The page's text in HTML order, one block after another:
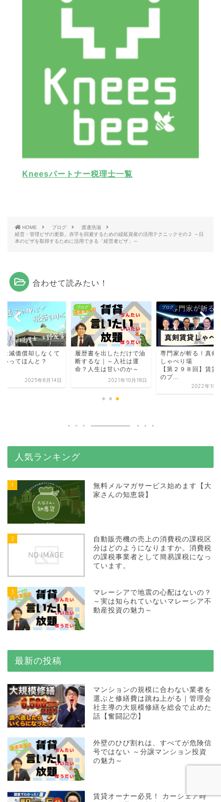
Kneesパートナー税理士一覧
HOME ブログ
渡邊浩滋
経営・管理ビザの更新。赤字を回避するための繰延資産の活用テクニックその２ ～日
本のビザを取得するために活用できる「経営者ビザ」～
合わせて読みたい！
は減価償却しなくて
いってほんと？
2025年8月14日
ブログ
履歴書を出しただけで油
断するな｜～入社は運
命？人生は甘いのか～
2021年10月18日
ブログ
専門家が斬る！真剣
しゃべり場
【第２９８回】賃貸
のプ...
2022年10
人気ランキング
1
無料メルマガサービス始めます【大
家さんの知恵袋】
2
自動販売機の売上の消費税の課税区
分はどのようになりますか。消費税
の課税事業者として簡易課税になっ
ています。
3
マレーシアで地震の心配はないの？
～実は知られていないマレーシア不
動産投資の魅力～
最新の投稿
マンションの規模に合わない業者を
選ぶと修繕費は跳ね上がる｜管理会
社主導の大規模修繕を総会で止めた
話【奮闘記⑦】
外壁のひび割れは、すべてが危険信
号ではない ～分譲マンション投資
の魅力～
賃貸オーナー必見！ カーシェア時